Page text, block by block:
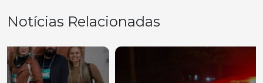
Notícias Relacionadas